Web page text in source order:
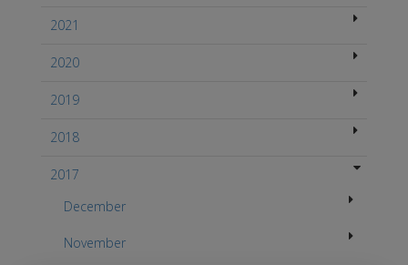
2021
2020
2019
2018
2017
December
November